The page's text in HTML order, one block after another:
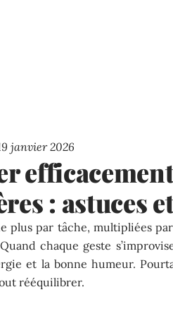
janvier 2026
: astuces
plus par tâche, multipliées
chaque geste
et la bonne humeur.
rééquilibrer.